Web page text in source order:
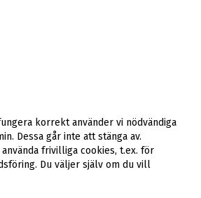
korrekt använder vi nödvändiga
Dessa går inte att stänga av.
frivilliga cookies, t.ex. för
Du väljer själv om du vill